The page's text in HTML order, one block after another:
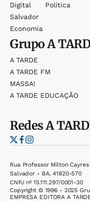
Digital
Salvador
Economia
Política
GrupoA
A TARDE
A TARDE FM
MASSA!
A TARDE EDUCAÇÃO
RedesA
Rua Professor Milton
Salvador - BA, 41820-570
CNPJ nº 15.111.297/0001-30
Copyright © 1996 - 2025
EMPRESA EDITORA A